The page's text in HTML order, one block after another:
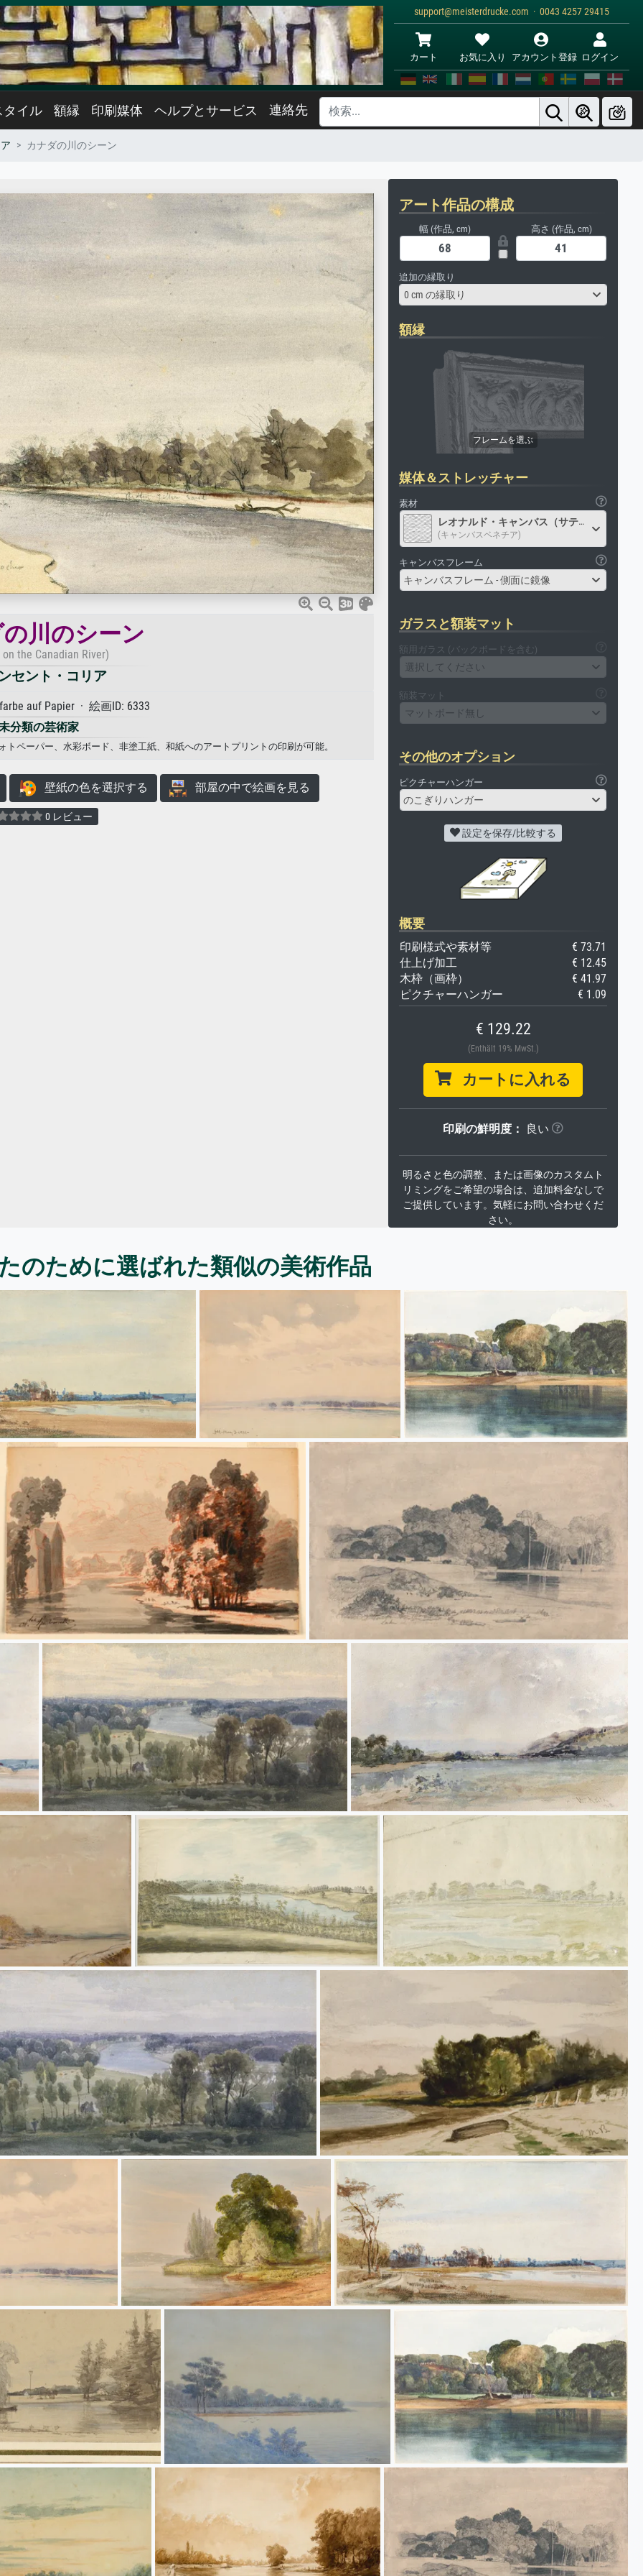
support@meisterdrucke.com · 0043 4257 29415
カート お気に入り アカウント登録 ログイン
タイル 額縁 印刷媒体 ヘルプとサービス 連絡先
カナダの川のシーン
川のシーン
on the Canadian River)
セント・コリア
auf Papier · 絵画ID: 6333
分類の芸術家
ペーパー、水彩ボード、非塗工紙、和紙へのアートプリントの印刷が可能。
壁紙の色を選択する 部屋の中で絵画を見る
0 レビュー
アート作品の構成
幅 (作品, cm) 高さ (作品, cm)
追加の縁取り
0 cm の縁取り
額縁
媒体＆ストレッチャー
素材
レオナルド・キャンバス（サテン）
(キャンバスベネチア)
キャンバスフレーム
キャンバスフレーム - 側面に鏡像
ガラスと額装マット
額用ガラス (バックボードを含む)
選択してください
額装マット
マットボード無し
その他のオプション
ピクチャーハンガー
のこぎりハンガー
設定を保存/比較する
概要
印刷様式や素材等
€ 73.71
仕上げ加工
€ 12.45
木枠（画枠）
€ 41.97
ピクチャーハンガー
€ 1.09
€ 129.22
(Enthält 19% MwSt.)
カートに入れる
印刷の鮮明度： 良い
明るさと色の調整、または画像のカスタムト
リミングをご希望の場合は、追加料金なしで
ご提供しています。気軽にお問い合わせくだ
さい。
のために選ばれた類似の美術作品